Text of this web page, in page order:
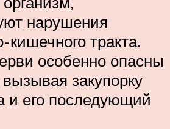
нарушения
кишечного тракта.
особенно опасны
вызывая закупорку
и его последующий